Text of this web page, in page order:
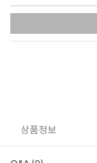
상품정보